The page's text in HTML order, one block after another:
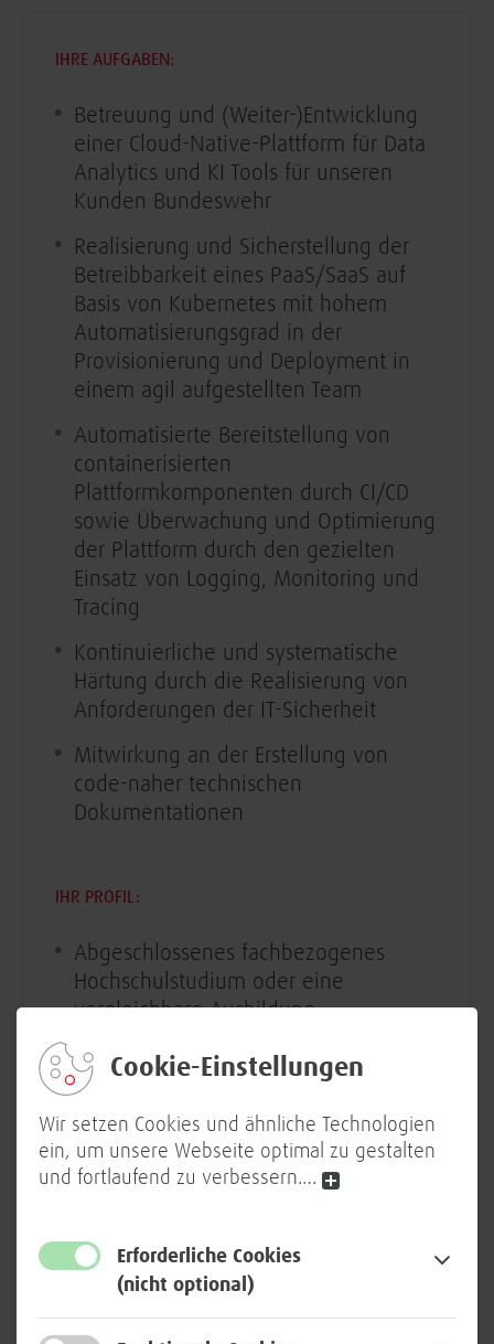
Cookie-Einstellungen
Wir setzen Cookies und ähnliche Technologien
ein, um unsere Webseite optimal zu gestalten
und fortlaufend zu verbessern.…
Erforderliche Cookies
(nicht optional)
IHRE AUFGABEN:
Betreuung und (Weiter-)Entwicklung
einer Cloud-Native-Plattform für Data
Analytics und KI Tools für unseren
Kunden Bundeswehr
Realisierung und Sicherstellung der
Betreibbarkeit eines PaaS/SaaS auf
Basis von Kubernetes mit hohem
Automatisierungsgrad in der
Provisionierung und Deployment in
einem agil aufgestellten Team
Automatisierte Bereitstellung von
containerisierten
Plattformkomponenten durch CI/CD
sowie Überwachung und Optimierung
der Plattform durch den gezielten
Einsatz von Logging, Monitoring und
Tracing
Kontinuierliche und systematische
Härtung durch die Realisierung von
Anforderungen der IT-Sicherheit
Mitwirkung an der Erstellung von
code-naher technischen
Dokumentationen
IHR PROFIL:
Abgeschlossenes fachbezogenes
Hochschulstudium oder eine
vergleichbare Ausbildung
Etwa 2 Jahre Berufserfahrung in einem
oder mehreren der folgenden
Themenfelder Cloud-native
Plattformen, Deployment von
Microservices und/oder
Gute Kenntnisse in Kubernetes und
den Cloud-native Konzepten, API-
Gateways, Service-Mesh (z.B. Istio),